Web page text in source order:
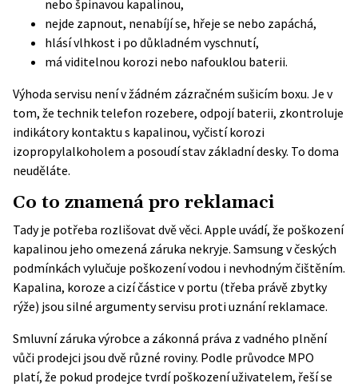
nebo špinavou kapalinou,
nejde zapnout, nenabíjí se, hřeje se nebo zapáchá,
hlásí vlhkost i po důkladném vyschnutí,
má viditelnou korozi nebo nafouklou baterii.
Výhoda servisu není v žádném zázračném sušicím boxu. Je v
tom, že technik telefon rozebere, odpojí baterii, zkontroluje
indikátory kontaktu s kapalinou, vyčistí korozi
izopropylalkoholem a posoudí stav základní desky. To doma
neuděláte.
Co to znamená pro reklamaci
Tady je potřeba rozlišovat dvě věci. Apple uvádí, že poškození
kapalinou jeho omezená záruka nekryje. Samsung v českých
podmínkách vylučuje poškození vodou i nevhodným čištěním.
Kapalina, koroze a cizí částice v portu (třeba právě zbytky
rýže) jsou silné argumenty servisu proti uznání reklamace.
Smluvní záruka výrobce a zákonná práva z vadného plnění
vůči prodejci jsou dvě různé roviny. Podle průvodce MPO
platí, že pokud prodejce tvrdí poškození uživatelem, řeší se